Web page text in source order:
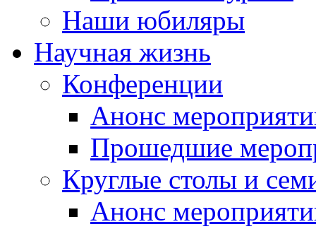
Наши юбиляры
Научная жизнь
Конференции
Анонс
Прошедшие
Круглые столы и
Анонс